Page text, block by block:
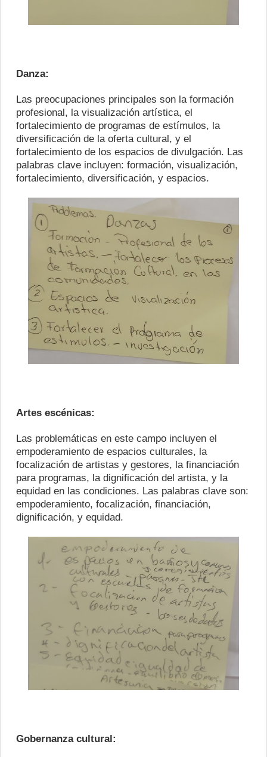
Danza:
Las preocupaciones principales son la formación
profesional, la visualización artística, el
fortalecimiento de programas de estímulos, la
diversificación de la oferta cultural, y el
fortalecimiento de los espacios de divulgación. Las
palabras clave incluyen: formación, visualización,
fortalecimiento, diversificación, y espacios.
Artes escénicas:
Las problemáticas en este campo incluyen el
empoderamiento de espacios culturales, la
focalización de artistas y gestores, la financiación
para programas, la dignificación del artista, y la
equidad en las condiciones. Las palabras clave son:
empoderamiento, focalización, financiación,
dignificación, y equidad.
Gobernanza cultural: